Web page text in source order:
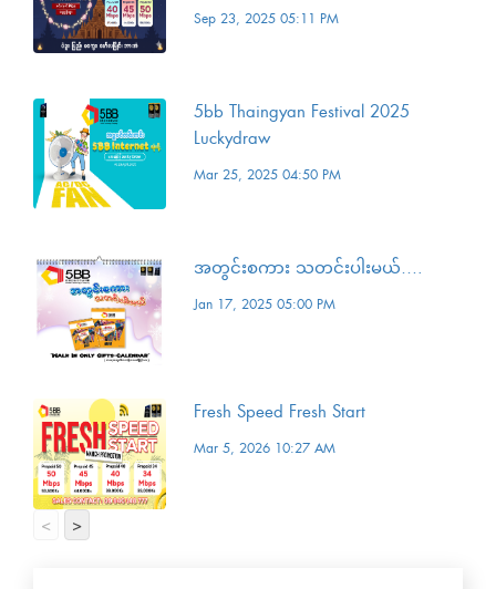
Sep 23, 2025 05:11 PM
5bb Thaingyan Festival 2025
Luckydraw
Mar 25, 2025 04:50 PM
အတွင်းစကား သတင်းပါးမယ်….
Jan 17, 2025 05:00 PM
Fresh Speed Fresh Start
Mar 5, 2026 10:27 AM
< >